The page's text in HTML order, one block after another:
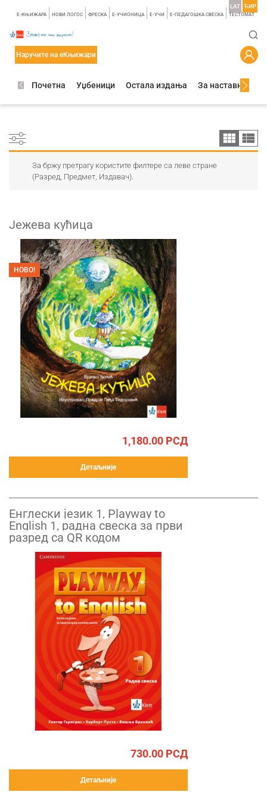
E-КЊИЖАРА НОВИ ЛОГОС ФРЕСКА E-УЧИОНИЦА E-УЧИ Е-ПЕДАГОШКА СВЕСКА TЕСТОМАТ
LAT ЋИР
Наручите на еКњижари
Почетна Уџбеници Остала издања За наставнике
За бржу претрагу користите филтере са леве стране
(Разред, Предмет, Издавач).
НОВО!
Јежева кућица
1,180.00 РСД
Детаљније
Енглески језик 1, Playway to
English 1, радна свеска за први
разред са QR кодом
730.00 РСД
Детаљније